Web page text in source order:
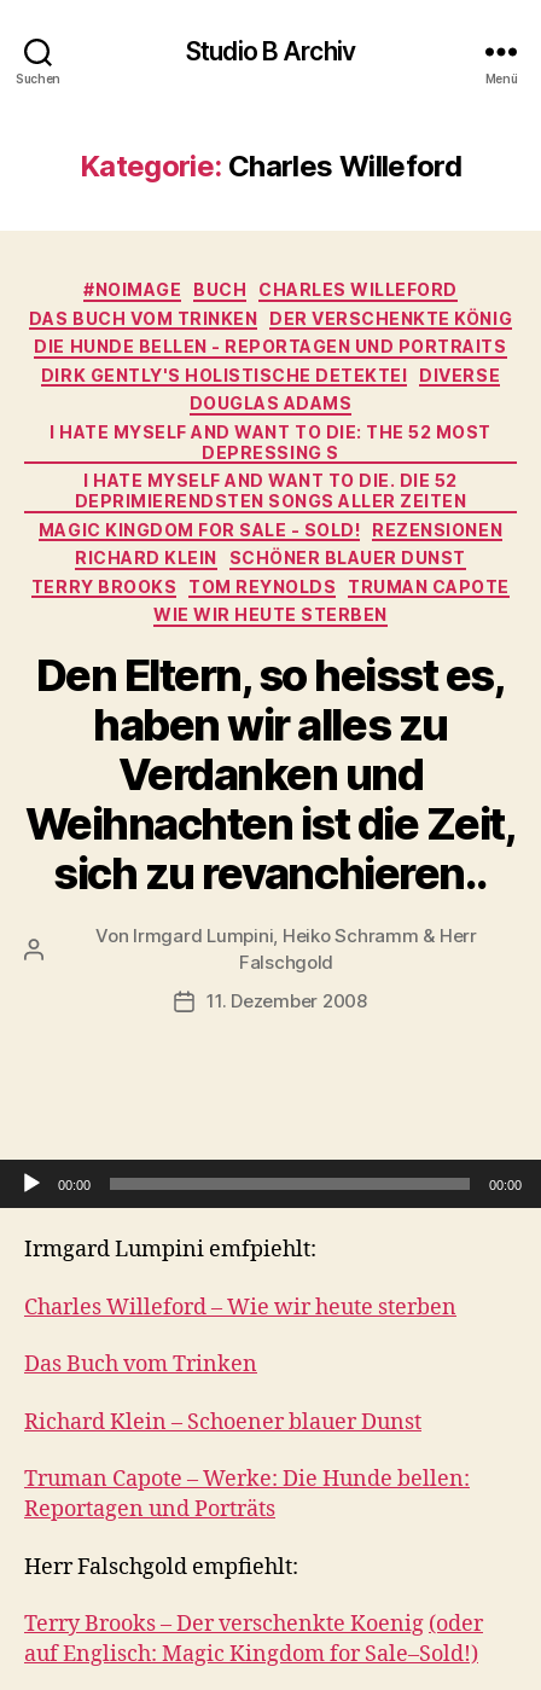
Suchen
Studio B Archiv
Menü
Kategorie: Charles Willeford
Kategorien
#NOIMAGE BUCH
CHARLES WILLEFORD
DAS BUCH VOM TRINKEN
DER VERSCHENKTE KÖNIG
DIE HUNDE BELLEN - REPORTAGEN UND PORTRAITS
DIRK GENTLY'S HOLISTISCHE DETEKTEI
DIVERSE
DOUGLAS ADAMS
I HATE MYSELF AND WANT TO DIE: THE 52 MOST
DEPRESSING S
I HATE MYSELF AND WANT TO DIE. DIE 52
DEPRIMIERENDSTEN SONGS ALLER ZEITEN
MAGIC KINGDOM FOR SALE - SOLD!
REZENSIONEN
RICHARD KLEIN
SCHÖNER BLAUER DUNST
TERRY BROOKS
TOM REYNOLDS
TRUMAN CAPOTE
WIE WIR HEUTE STERBEN
Den Eltern, so heisst es,
haben wir alles zu
Verdanken und
Weihnachten ist die Zeit,
sich zu revanchieren..
Beitragsautor
Von Irmgard Lumpini, Heiko Schramm & Herr
Falschgold
Veröffentlichungsdatum
11. Dezember 2008
00:00 00:00
Irmgard Lumpini emfpiehlt:
Charles Willeford – Wie wir heute sterben
Das Buch vom Trinken
Richard Klein – Schoener blauer Dunst
Truman Capote – Werke: Die Hunde bellen:
Reportagen und Porträts
Herr Falschgold empfiehlt:
Terry Brooks – Der verschenkte Koenig (oder
auf Englisch: Magic Kingdom for Sale–Sold!)